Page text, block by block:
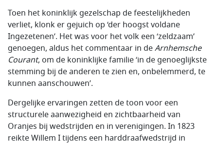
Toen het koninklijk gezelschap de feestelijkheden
verliet, klonk er gejuich op ‘der hoogst voldane
Ingezetenen’. Het was voor het volk een ‘zeldzaam’
genoegen, aldus het commentaar in deArnhemsche
Courant, om de koninklijke familie ‘in de genoeglijkste
stemming bij de anderen te zien en, onbelemmerd, te
kunnen aanschouwen’.
Dergelijke ervaringen zetten de toon voor een
structurele aanwezigheid en zichtbaarheid van
Oranjes bij wedstrijden en in verenigingen. In 1823
reikte Willem I tijdens een harddraafwedstrijd in